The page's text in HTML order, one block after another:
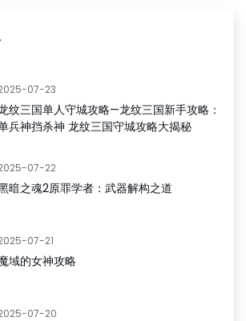
07-23
纹三国单人守城攻略—龙纹三国新手攻略：
兵神挡杀神 龙纹三国守城攻略大揭秘
07-22
暗之魂2原罪学者：武器解构之道
07-21
域的女神攻略
07-20